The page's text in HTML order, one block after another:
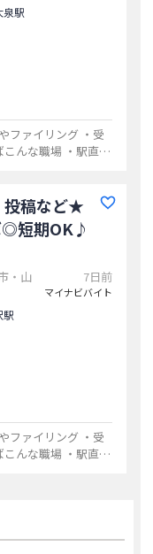
泉駅
ファイリング ・受
投稿など★
◎短期OK♪
・山
駅
7日前
マイナビバイト
ファイリング ・受